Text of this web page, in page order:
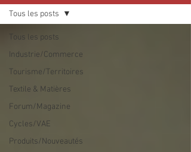
Tous les posts
Industrie/Commerce
Tourisme/Territoires
Textile & Matières
Forum/Magazine
Cycles/VAE
Produits/Nouveautés
Tous les posts